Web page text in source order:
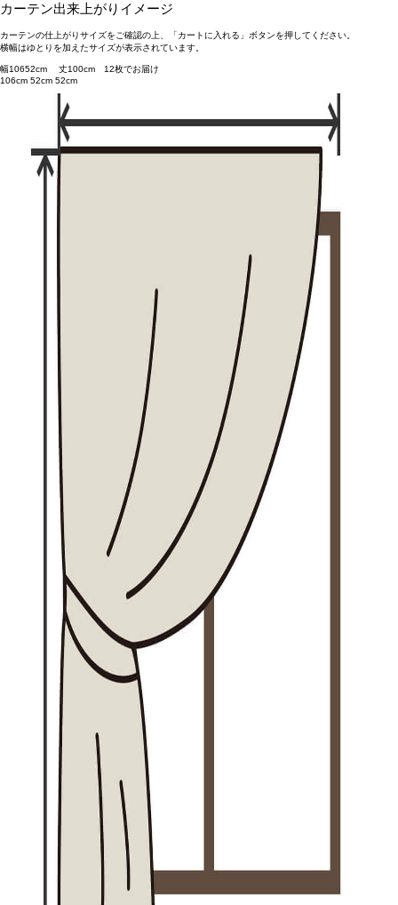
カーテン出来上がりイメージ
カーテンの仕上がりサイズをご確認の上、「カートに入れる」ボタンを押してください。
横幅はゆとりを加えたサイズが表示されています。
幅10652cm 丈100cm 12枚でお届け
106cm 52cm 52cm